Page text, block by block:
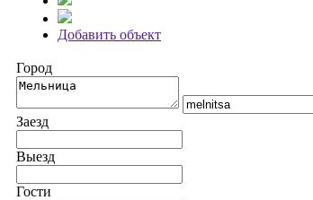
Добавить объект
Город
Заезд
Выезд
Гости